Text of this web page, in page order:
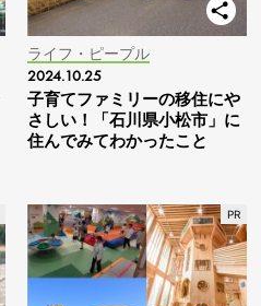
ライフ・ピープル
2024.10.25
子育てファミリーの移住にや
さしい！「石川県小松市」に
住んでみてわかったこと